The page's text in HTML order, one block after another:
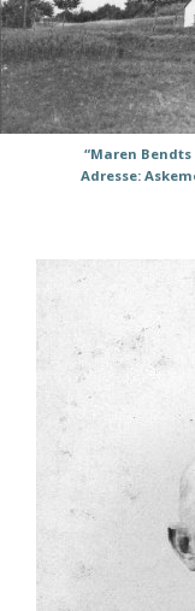
“Maren
Adresse: